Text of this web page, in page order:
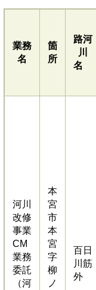
業務
名
箇
所
路河
川
名
河川
改修
事業
CM
業務
委託
（河
本
宮
市
本
宮
字
柳
ノ
百日
川筋
外